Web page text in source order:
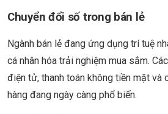
Chuyển đổi số trong bán lẻ
Ngành bán lẻ đang ứng dụng trí tuệ
cá nhân hóa trải nghiệm mua sắm.
điện tử, thanh toán không tiền mặt và
hàng đang ngày càng phổ biến.